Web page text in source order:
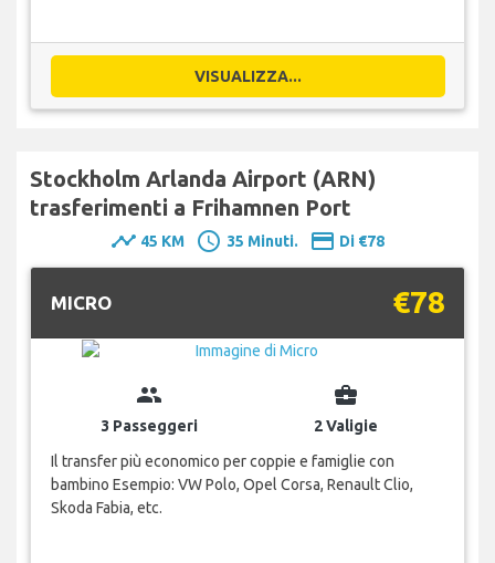
VISUALIZZA...
Stockholm Arlanda Airport (ARN)
trasferimenti a Frihamnen Port
timeline 45 KM schedule 35 Minuti. payment Di €78
MICRO €78
group
3 Passeggeri
business_center
2 Valigie
Il transfer più economico per coppie e famiglie con
bambino Esempio: VW Polo, Opel Corsa, Renault Clio,
Skoda Fabia, etc.